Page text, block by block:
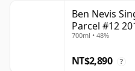
Ben Nevis
Parcel #12
700ml • 48%
NT$2,890 ?